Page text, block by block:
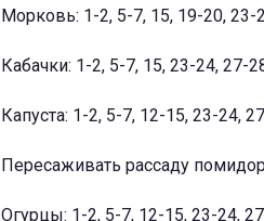
Морковь: 1-2, 5-7, 15, 19-20, 23-
Кабачки: 1-2, 5-7, 15, 23-24, 27-
Капуста: 1-2, 5-7, 12-15, 23-24,
Пересаживать рассаду
Огурцы: 1-2, 5-7, 12-15, 23-24,